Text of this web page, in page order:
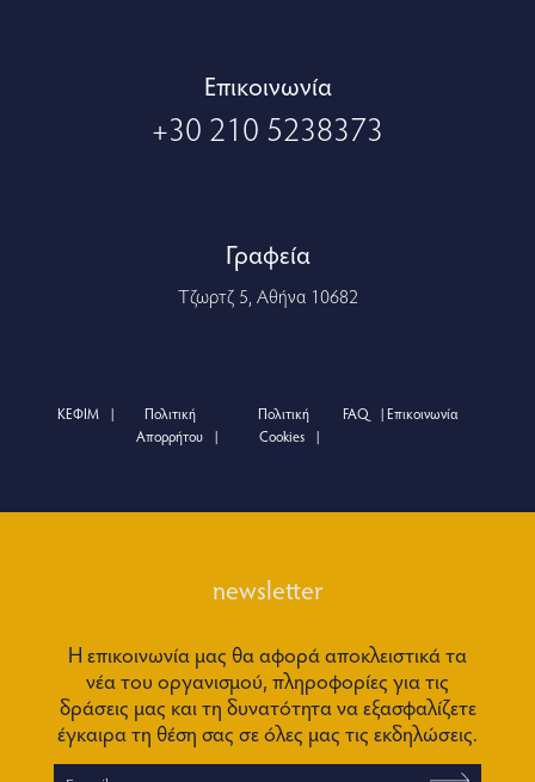
Eπικοινωνία
+30 210 5238373
Γραφεία
Τζωρτζ 5, Αθήνα 10682
ΚΕΦΙΜ
Πολιτική
Απορρήτου
Πολιτική
Cookies
FAQ Επικοινωνία
newsletter
Η επικοινωνία μας θα αφορά αποκλειστικά τα
νέα του οργανισμού, πληροφορίες για τις
δράσεις μας και τη δυνατότητα να εξασφαλίζετε
έγκαιρα τη θέση σας σε όλες μας τις εκδηλώσεις.